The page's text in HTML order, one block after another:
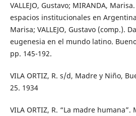
VALLEJO, Gustavo; MIRANDA,
espacios institucionales en
Marisa; VALLEJO, Gustavo (comp.).
eugenesia en el mundo latino.
pp. 145-192.
VILA ORTIZ, R. s/d, Madre y Niño,
25. 1934
VILA ORTIZ, R. “La madre